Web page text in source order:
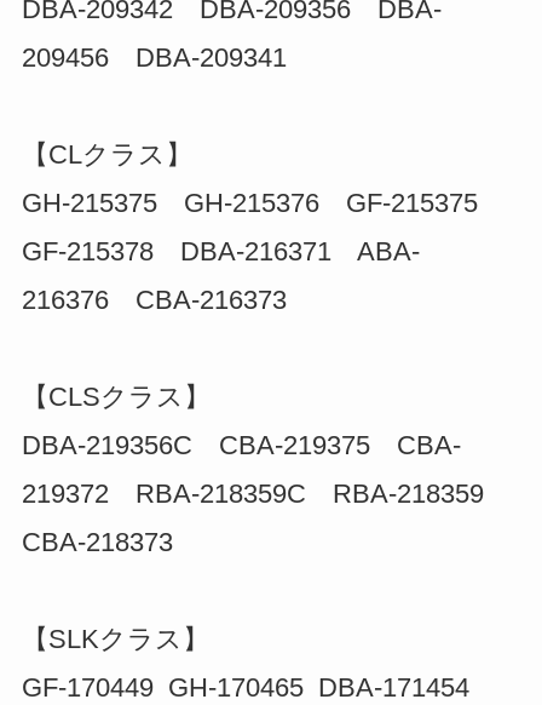
DBA-209342 DBA-209356 DBA-
209456 DBA-209341
【CLクラス】
GH-215375 GH-215376 GF-215375
GF-215378 DBA-216371 ABA-
216376 CBA-216373
【CLSクラス】
DBA-219356C CBA-219375 CBA-
219372 RBA-218359C RBA-218359
CBA-218373
【SLKクラス】
GF-170449 GH-170465 DBA-171454